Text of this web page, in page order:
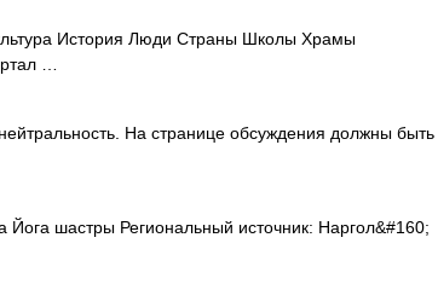
История Люди Страны Школы Храмы
…
На странице обсуждения должны быть
шастры Региональный источник: Наргол&#160;